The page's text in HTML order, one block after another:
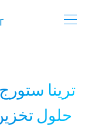
ترينا